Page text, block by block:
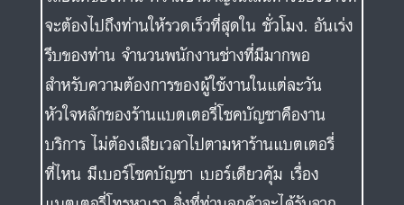
จะต้องไปถึงท่านให้รวดเร็วที่สุดใน ชั่วโมง. อันเร่ง
รีบของท่าน จำนวนพนักงานช่างที่มีมากพอ
สำหรับความต้องการของผู้ใช้งานในแต่ละวัน
หัวใจหลักของร้านแบตเตอรี่โชคบัญชาคืองาน
บริการ ไม่ต้องเสียเวลาไปตามหาร้านแบตเตอรี่
ที่ไหน มีเบอร์โชคบัญชา เบอร์เดียวคุ้ม เรื่อง